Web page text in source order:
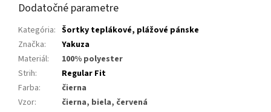
Dodatočné parametre
Kategória: Šortky teplákové, plážové pánske
Značka:
Yakuza
Materiál:
100% polyester
Strih:
Regular Fit
Farba:
čierna
Vzor: čierna, biela, červená